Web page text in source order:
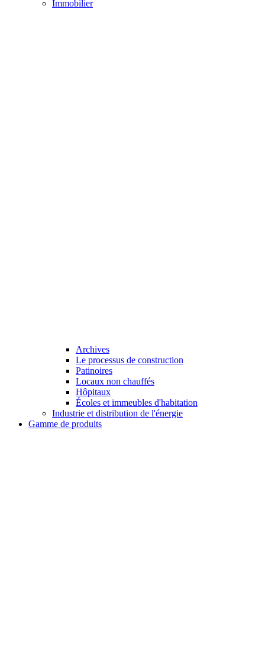
Immobilier
Archives
Le processus de construction
Patinoires
Locaux non chauffés
Hôpitaux
Écoles et immeubles d'habitation
Industrie et distribution de l'énergie
Gamme de produits